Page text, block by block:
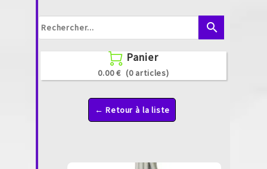
search
 Panier
0.00 € (0 articles)
← Retour à la liste